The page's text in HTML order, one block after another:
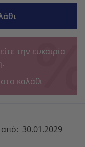
την ευκαιρία
στο καλάθι
30.01.2029